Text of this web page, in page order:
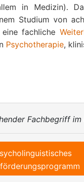
in Medizin).
Studium von
fachliche
Psychotherapie,
Fachbegriff im